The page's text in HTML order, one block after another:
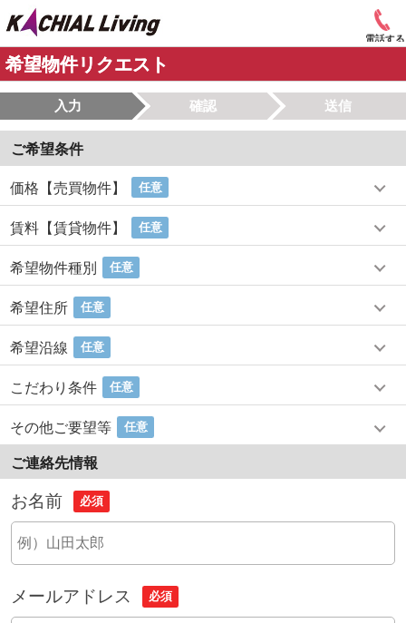
電話する
希望物件リクエスト
入力 確認 送信
ご希望条件
価格【売買物件】 任意
賃料【賃貸物件】 任意
希望物件種別 任意
希望住所 任意
希望沿線 任意
こだわり条件 任意
その他ご要望等 任意
ご連絡先情報
お名前 必須
メールアドレス 必須